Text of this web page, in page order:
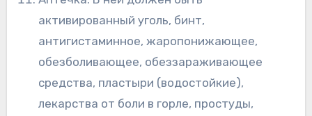
активированный уголь, бинт,
антигистаминное, жаропонижающее,
обезболивающее, обеззараживающее
средства, пластыри (водостойкие),
лекарства от боли в горле, простуды,